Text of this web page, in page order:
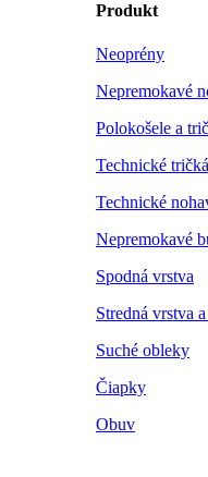
Produkt
Neoprény
Nepremokavé
Polokošele a
Technické tričká
Technické
Nepremokavé
Spodná vrstva
Stredná vrstva
Suché obleky
Čiapky
Obuv